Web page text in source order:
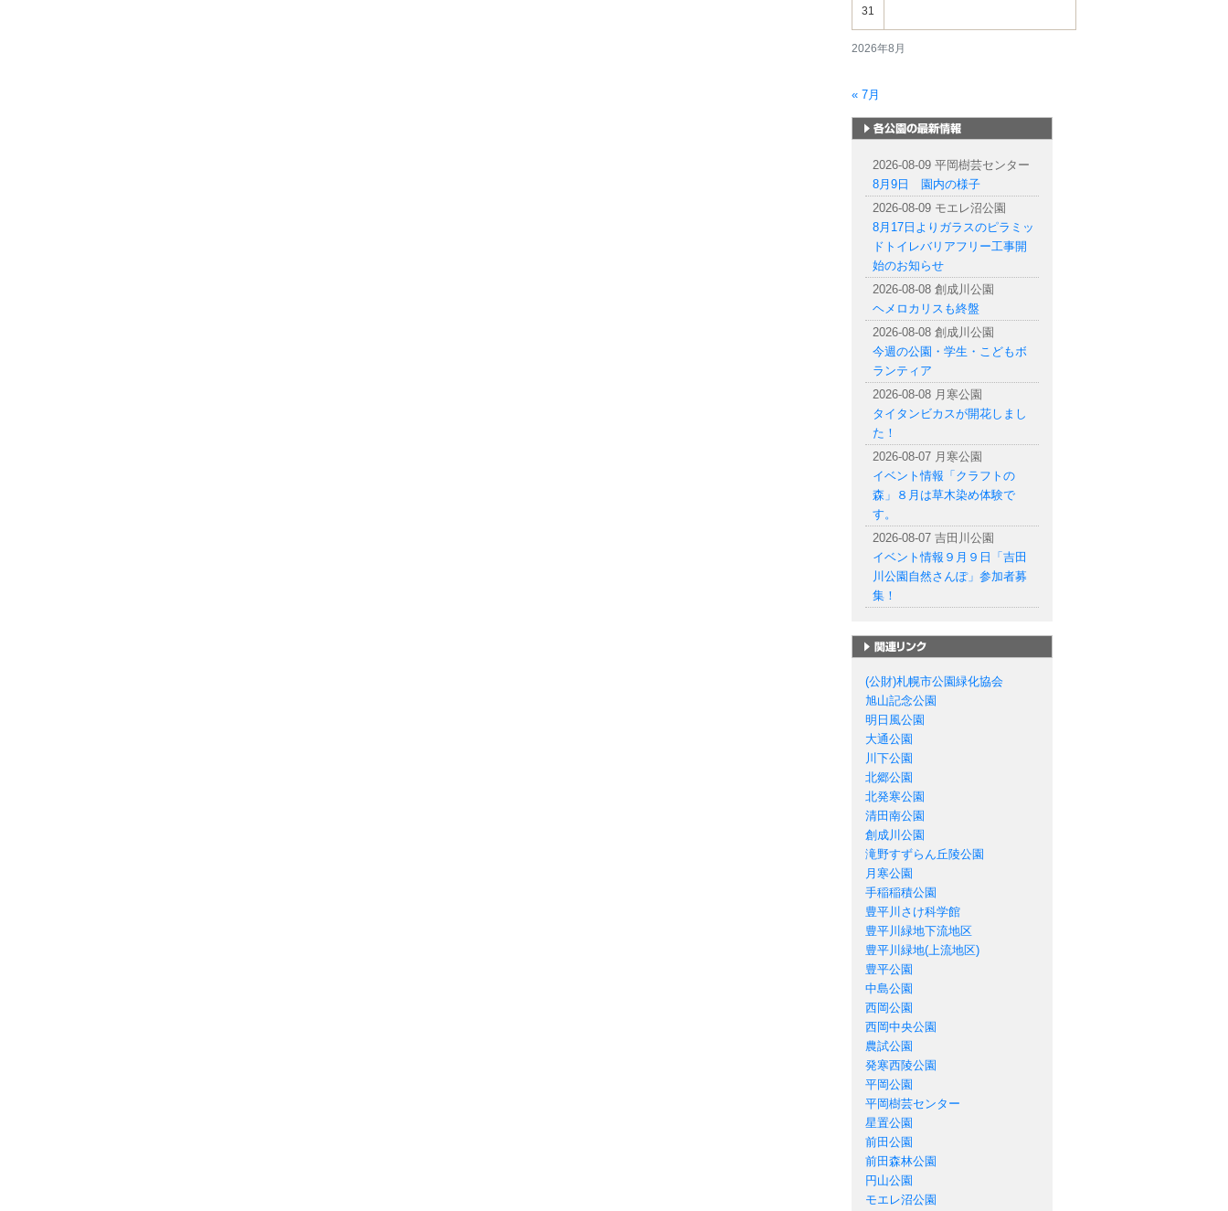
2026年8月
31
« 7月
2026-08-09 平岡樹芸センター
8月9日 園内の様子
2026-08-09 モエレ沼公園
8月17日よりガラスのピラミッ
ドトイレバリアフリー工事開
始のお知らせ
2026-08-08 創成川公園
ヘメロカリスも終盤
2026-08-08 創成川公園
今週の公園・学生・こどもボ
ランティア
2026-08-08 月寒公園
タイタンビカスが開花しまし
た！
2026-08-07 月寒公園
イベント情報「クラフトの
森」８月は草木染め体験で
す。
2026-08-07 吉田川公園
イベント情報９月９日「吉田
川公園自然さんぽ」参加者募
集！
(公財)札幌市公園緑化協会
旭山記念公園
明日風公園
大通公園
川下公園
北郷公園
北発寒公園
清田南公園
創成川公園
滝野すずらん丘陵公園
月寒公園
手稲稲積公園
豊平川さけ科学館
豊平川緑地下流地区
豊平川緑地(上流地区)
豊平公園
中島公園
西岡公園
西岡中央公園
農試公園
発寒西陵公園
平岡公園
平岡樹芸センター
星置公園
前田公園
前田森林公園
円山公園
モエレ沼公園